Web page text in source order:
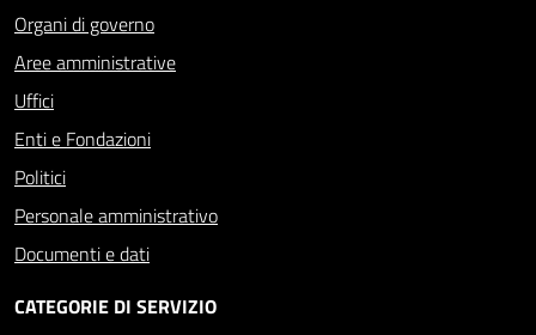
Organi di governo
Aree amministrative
Uffici
Enti e Fondazioni
Politici
Personale amministrativo
Documenti e dati
CATEGORIE DI SERVIZIO